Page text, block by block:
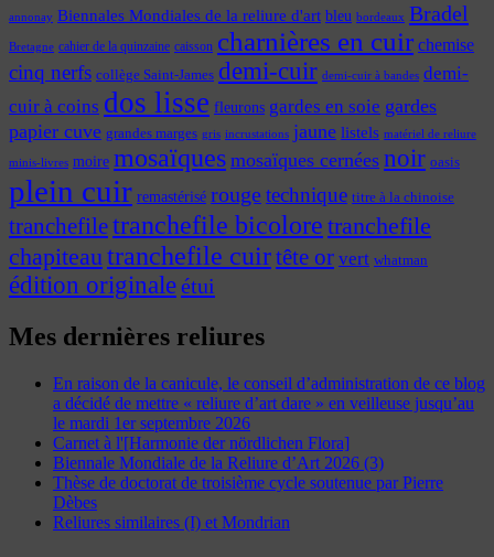
annonay Biennales Mondiales de la reliure d'art bleu bordeaux Bradel
Bretagne cahier de la quinzaine caisson charnières en cuir chemise
cinq nerfs collège Saint-James demi-cuir demi-cuir à bandes demi-
cuir à coins dos lisse fleurons gardes en soie gardes
papier cuve grandes marges gris incrustations jaune listels matériel de reliure
minis-livres moire mosaïques mosaïques cernées noir oasis
plein cuir remastérisé rougetechnique titre à la chinoise
tranchefiletranchefile bicolore tranchefile
chapiteautranchefile cuirtête or vert whatman
édition originaleétui
Mes dernières reliures
En raison de la canicule, le conseil d’administration de ce blog
a décidé de mettre « reliure d’art dare » en veilleuse jusqu’au
le mardi 1er septembre 2026
Carnet à l'[Harmonie der nördlichen Flora]
Biennale Mondiale de la Reliure d’Art 2026 (3)
Thèse de doctorat de troisième cycle soutenue par Pierre
Dèbes
Reliures similaires (I) et Mondrian